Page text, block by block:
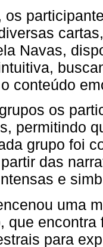
os
Navas,
conteúdo
os
permitindo
grupo foi
das
e
uma
que
para